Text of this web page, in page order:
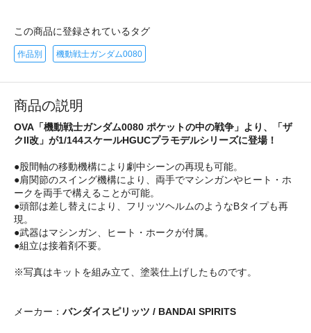
この商品に登録されているタグ
作品別 機動戦士ガンダム0080
商品の説明
OVA「機動戦士ガンダム0080 ポケットの中の戦争」より、「ザ
クII改」が1/144スケールHGUCプラモデルシリーズに登場！
●股間軸の移動機構により劇中シーンの再現も可能。
●肩関節のスイング機構により、両手でマシンガンやヒート・ホ
ークを両手で構えることが可能。
●頭部は差し替えにより、フリッツヘルムのようなBタイプも再
現。
●武器はマシンガン、ヒート・ホークが付属。
●組立は接着剤不要。
※写真はキットを組み立て、塗装仕上げしたものです。
メーカー： バンダイスピリッツ / BANDAI SPIRITS